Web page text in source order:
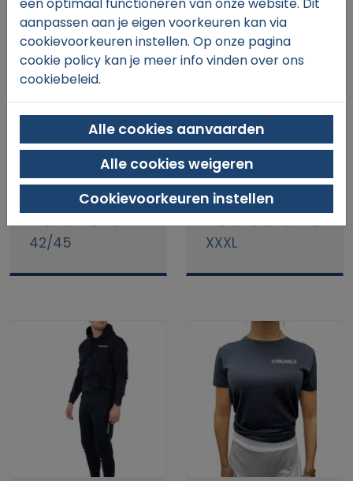
Sokken Wit
Dames, Heren
35/38, 38/42,
42/45
Sweater
Blauw
€43,00
Dames, Heren
XS, S, M, L, XL, XXL,
XXXL
aanpassen aan je eigen voorkeuren kan via
cookievoorkeuren instellen. Op onze pagina
cookie policy kan je meer info vinden over ons
cookiebeleid.
Alle cookies aanvaarden
Alle cookies weigeren
Cookievoorkeuren instellen